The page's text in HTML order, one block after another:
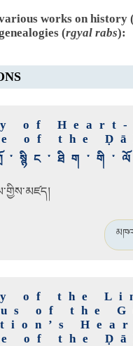
works on history (
(rgyal rabs):
of Heart-
of the
of the
of the
of the